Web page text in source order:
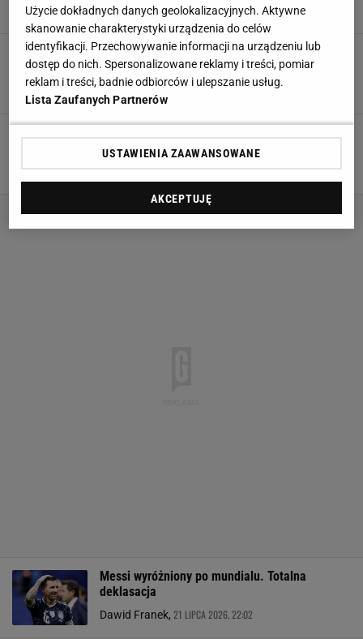
Dawid Franek,8 SIERPNIA 2026, 18:35
Oto co Leo Messi podarował kolegom z
reprezentacji po MŚ
26 LIPCA 2026, 15:04
w szatni Argentyny
Dominik Stachowiak,22 LIPCA 2026, 22:40
Messi wyróżniony po mundialu. Totalna
deklasacja
Dawid Franek, 21 LIPCA 2026, 22:02
Użycie dokładnych danych geolokalizacyjnych. Aktywne
skanowanie charakterystyki urządzenia do celów
identyfikacji. Przechowywanie informacji na urządzeniu lub
dostęp do nich. Spersonalizowane reklamy i treści, pomiar
reklam i treści, badnie odbiorców i ulepszanie usług.
Lista Zaufanych Partnerów
USTAWIENIA ZAAWANSOWANE
AKCEPTUJĘ